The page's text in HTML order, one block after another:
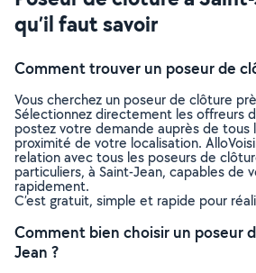
qu’il faut savoir
Comment trouver un poseur de
Vous cherchez un poseur de clôture
Sélectionnez directement les offreurs
postez votre demande auprès de tous
proximité de votre localisation.
relation avec tous les poseurs de
particuliers, à Saint-Jean, capables de
rapidement.
C’est gratuit, simple et rapide pour
Comment bien choisir un poseur
Jean ?